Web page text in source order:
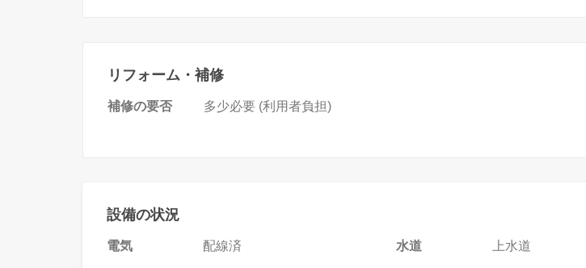
リフォーム・補修
補修の要否 多少必要 (利用者負担)
設備の状況
電気 配線済 水道 上水道